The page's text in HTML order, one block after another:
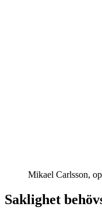
Mikael Carlsson,
Saklighet